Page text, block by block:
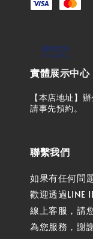
實體展示中心
【本店地址】
請事先預約。
聯繫我們
如果有任何問
歡迎透過LINE
線上客服，請
為您服務，謝